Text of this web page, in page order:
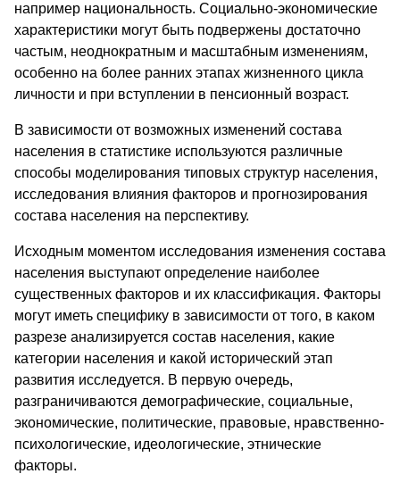
например национальность. Социально-экономические
характеристики могут быть подвержены достаточно
частым, неоднократным и масштабным изменениям,
особенно на более ранних этапах жизненного цикла
личности и при вступлении в пенсионный возраст.
В зависимости от возможных изменений состава
населения в статистике используются различные
способы моделирования типовых структур населения,
исследования влияния факторов и прогнозирования
состава населения на перспективу.
Исходным моментом исследования изменения состава
населения выступают определение наиболее
существенных факторов и их классификация. Факторы
могут иметь специфику в зависимости от того, в каком
разрезе анализируется состав населения, какие
категории населения и какой исторический этап
развития исследуется. В первую очередь,
разграничиваются демографические, социальные,
экономические, политические, правовые, нравственно-
психологические, идеологические, этнические
факторы.